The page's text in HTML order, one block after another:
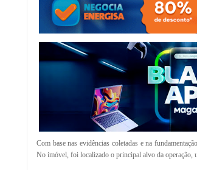
Com base nas evidências coletadas e na
No imóvel, foi localizado o principal alvo da operação,